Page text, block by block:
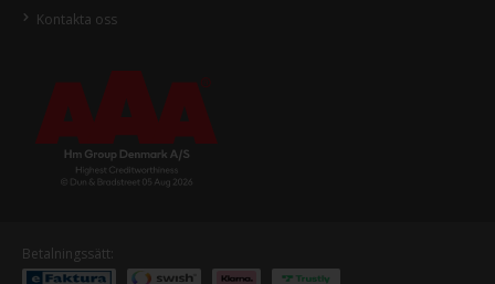
Kontakta oss
Betalningssätt: